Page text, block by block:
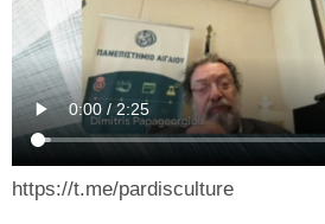
https://t.me/pardisculture